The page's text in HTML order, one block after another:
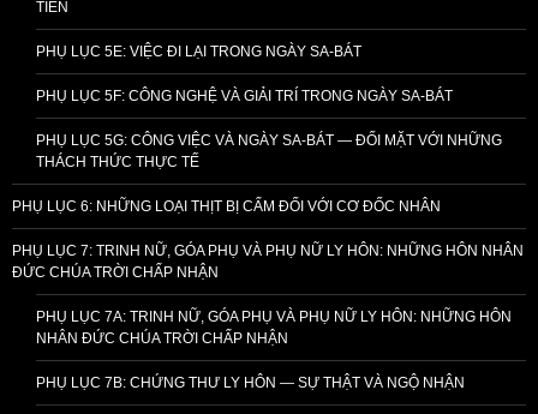
TIỄN
PHỤ LỤC 5E: VIỆC ĐI LẠI TRONG NGÀY SA-BÁT
PHỤ LỤC 5F: CÔNG NGHỆ VÀ GIẢI TRÍ TRONG NGÀY SA-BÁT
PHỤ LỤC 5G: CÔNG VIỆC VÀ NGÀY SA-BÁT — ĐỐI MẶT VỚI NHỮNG
THÁCH THỨC THỰC TẾ
PHỤ LỤC 6: NHỮNG LOẠI THỊT BỊ CẤM ĐỐI VỚI CƠ ĐỐC NHÂN
PHỤ LỤC 7: TRINH NỮ, GÓA PHỤ VÀ PHỤ NỮ LY HÔN: NHỮNG HÔN NHÂN
ĐỨC CHÚA TRỜI CHẤP NHẬN
PHỤ LỤC 7A: TRINH NỮ, GÓA PHỤ VÀ PHỤ NỮ LY HÔN: NHỮNG HÔN
NHÂN ĐỨC CHÚA TRỜI CHẤP NHẬN
PHỤ LỤC 7B: CHỨNG THƯ LY HÔN — SỰ THẬT VÀ NGỘ NHẬN